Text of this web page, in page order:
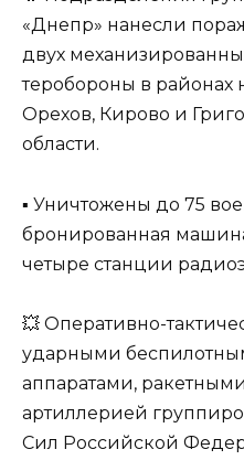
«Днепр» нанесли
двух
теробороны в районах
Орехов, Кирово и
области.
▪️ Уничтожены до 75
бронированная
четыре станции
💥 Оперативно-
ударными
аппаратами,
артиллерией
Сил Российской